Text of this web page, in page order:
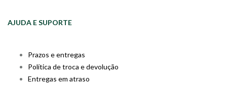
AJUDA E SUPORTE
Prazos e entregas
Política de troca e devolução
Entregas em atraso